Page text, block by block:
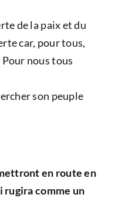
de la paix et du
car, pour tous,
nous tous
son peuple
en route en
rugira comme un